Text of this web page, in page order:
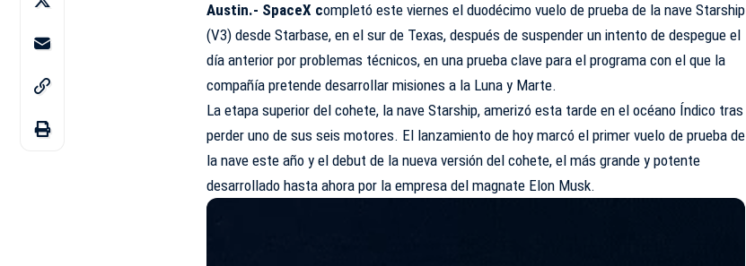
Austin.- SpaceX completó este viernes el duodécimo vuelo de prueba de la nave Starship
(V3) desde Starbase, en el sur de Texas, después de suspender un intento de despegue el
día anterior por problemas técnicos, en una prueba clave para el programa con el que la
compañía pretende desarrollar misiones a la Luna y Marte.
La etapa superior del cohete, la nave Starship, amerizó esta tarde en el océano Índico tras
perder uno de sus seis motores. El lanzamiento de hoy marcó el primer vuelo de prueba de
la nave este año y el debut de la nueva versión del cohete, el más grande y potente
desarrollado hasta ahora por la empresa del magnate Elon Musk.